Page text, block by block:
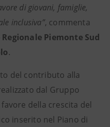
di giovani, famiglie,
inclusiva”, commenta
Piemonte Sud
.
del contributo alla
dal Gruppo
della crescita del
inserito nel Piano di